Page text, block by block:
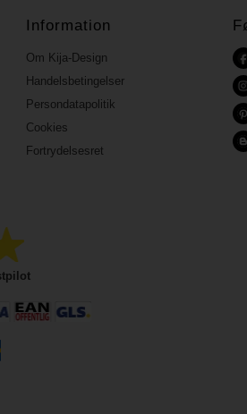
Information
Om Kija-Design
Handelsbetingelser
Persondatapolitik
Cookies
Fortrydelsesret